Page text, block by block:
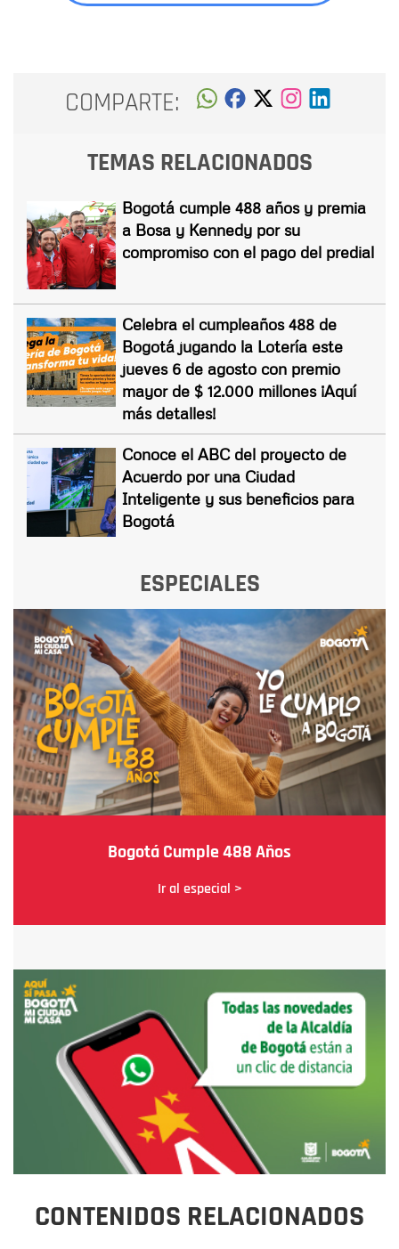
COMPARTE:
TEMAS RELACIONADOS
Bogotá cumple 488 años y premia
a Bosa y Kennedy por su
compromiso con el pago del predial
Celebra el cumpleaños 488 de
Bogotá jugando la Lotería este
jueves 6 de agosto con premio
mayor de $ 12.000 millones ¡Aquí
más detalles!
Conoce el ABC del proyecto de
Acuerdo por una Ciudad
Inteligente y sus beneficios para
Bogotá
ESPECIALES
Bogotá Cumple 488 Años
Ir al especial >
CONTENIDOS RELACIONADOS